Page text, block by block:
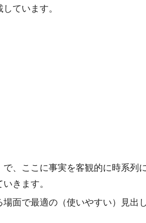
ています。
、ここに事実を客観的に時系列
きます。
面で最適の（使いやすい）見出